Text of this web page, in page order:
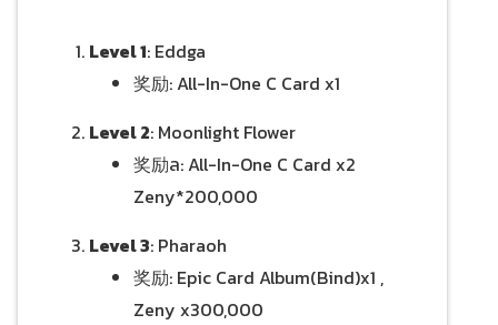
Level 1: Eddga
奖励: All-In-One C Card x1
Level 2: Moonlight Flower
奖励ล: All-In-One C Card x2
Zeny*200,000
Level 3: Pharaoh
奖励: Epic Card Album(Bind)x1 ,
Zeny x300,000